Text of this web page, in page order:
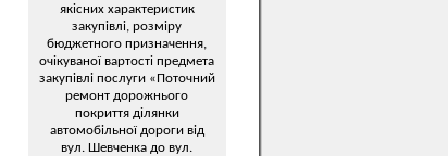
якісних характеристик
закупівлі, розміру
бюджетного призначення,
очікуваної вартості предмета
закупівлі послуги «Поточний
ремонт дорожнього
покриття ділянки
автомобільної дороги від
вул. Шевченка до вул.